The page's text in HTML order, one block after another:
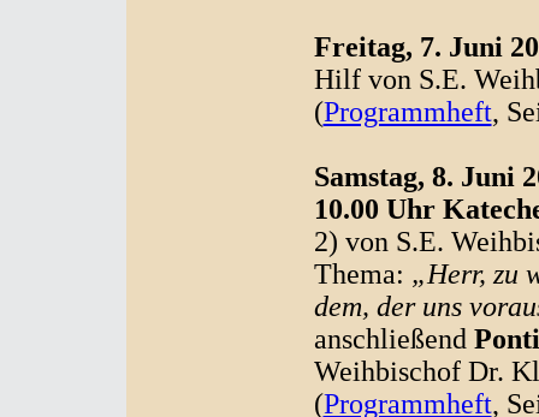
Freitag, 7. Juni
Hilf von S.E.
(Programmheft,
Samstag, 8. Juni
10.00 Uhr
2) von S.E.
Thema: „Herr, zu
dem, der uns
anschließend
Weihbischof Dr.
(Programmheft,